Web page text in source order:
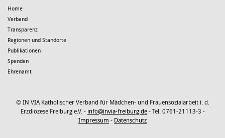
Home
Verband
Transparenz
Regionen und Standorte
Publikationen
Spenden
Ehrenamt
© IN VIA Katholischer Verband für Mädchen- und Frauensozialarbeit i. d.
Erzdiözese Freiburg e.V. - info@invia-freiburg.de- Tel. 0761-21113-3 -
Impressum - Datenschutz